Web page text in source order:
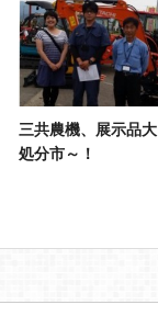
三共農機、展示品大
処分市～！